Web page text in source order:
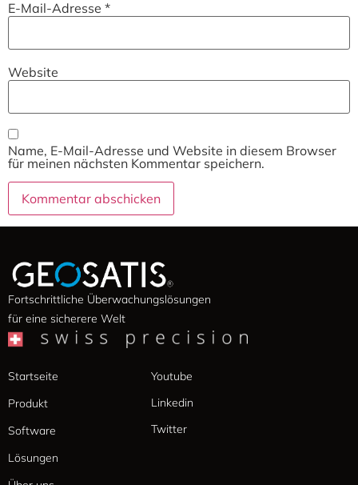
E-Mail-Adresse *
Website
Name, E-Mail-Adresse und Website in diesem Browser
für meinen nächsten Kommentar speichern.
Fortschrittliche Überwachungslösungen
für eine sicherere Welt
Startseite
Produkt
Software
Lösungen
Youtube
Linkedin
Twitter